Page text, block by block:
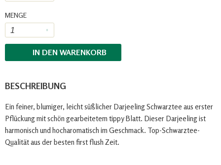
MENGE
IN DEN WARENKORB
BESCHREIBUNG
Ein feiner, blumiger, leicht süßlicher Darjeeling Schwarztee aus erster
Pflückung mit schön gearbeitetem tippy Blatt. Dieser Darjeeling ist
harmonisch und hocharomatisch im Geschmack. Top-Schwarztee-
Qualität aus der besten first flush Zeit.